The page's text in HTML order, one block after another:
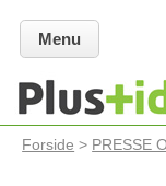
Menu
Forside > PRESSE